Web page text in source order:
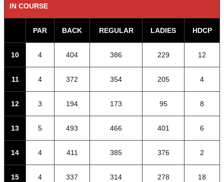
IN COURSE
PAR BACK REGULAR LADIES HDCP
10 4 404 386 229 12
11 4 372 354 205 4
12 3 194 173 95 8
13 5 493 466 401 6
14 4 411 385 376 2
15 4 337 314 278 18